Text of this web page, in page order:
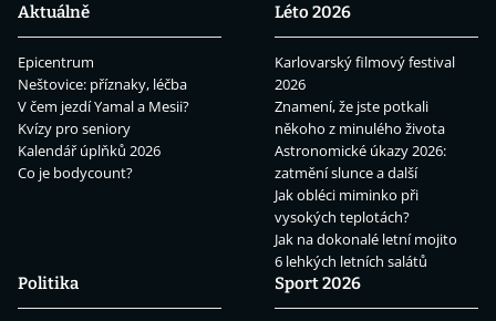
Aktuálně
Epicentrum
Neštovice: příznaky, léčba
V čem jezdí Yamal a Mesii?
Kvízy pro seniory
Kalendář úplňků 2026
Co je bodycount?
Léto 2026
Karlovarský filmový festival
2026
Znamení, že jste potkali
někoho z minulého života
Astronomické úkazy 2026:
zatmění slunce a další
Jak obléci miminko při
vysokých teplotách?
Jak na dokonalé letní mojito
6 lehkých letních salátů
Politika
Sport 2026